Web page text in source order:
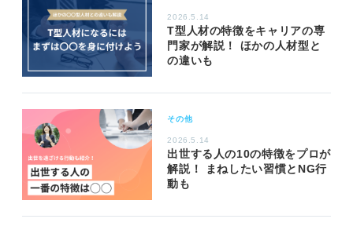
2026.5.14
T型人材の特徴をキャリアの専
門家が解説！ ほかの人材型と
の違いも
その他
2026.5.14
出世する人の10の特徴をプロが
解説！ まねしたい習慣とNG行
動も